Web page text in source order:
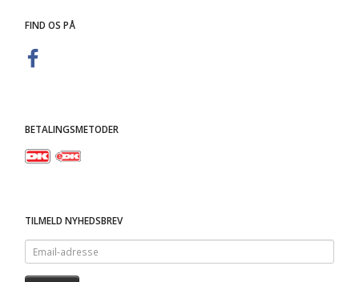
FIND OS PÅ
BETALINGSMETODER
TILMELD NYHEDSBREV
Email-
adresse